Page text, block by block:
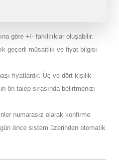
göre +/- farklılıklar oluşabilir.
geçerli müsaitlik ve fiyat bilgisi
fiyatlardır. Üç ve dört kişilik
ön talep sırasında belirtmenizi
numarasız olarak konfirme
önce sistem üzerinden otomatik